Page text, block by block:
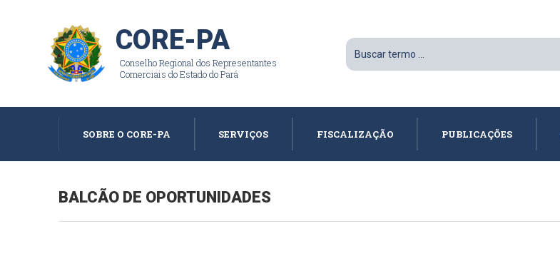
CORE-PA
Conselho Regional dos Representantes
Comerciais do Estado do Pará
SOBRE O CORE-PA SERVIÇOS FISCALIZAÇÃO PUBLICAÇÕES
BALCÃO DE OPORTUNIDADES